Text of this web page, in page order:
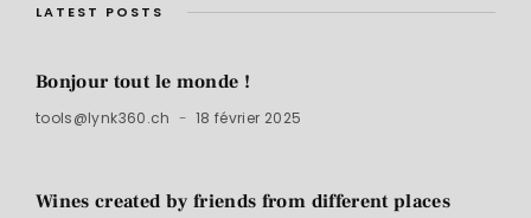
LATEST POSTS
Bonjour tout le monde !
tools@lynk360.ch 18 février 2025
Wines created by friends from different places